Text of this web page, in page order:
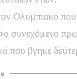
Ολυμπιακό που
συνεχόμενο
που βγήκε